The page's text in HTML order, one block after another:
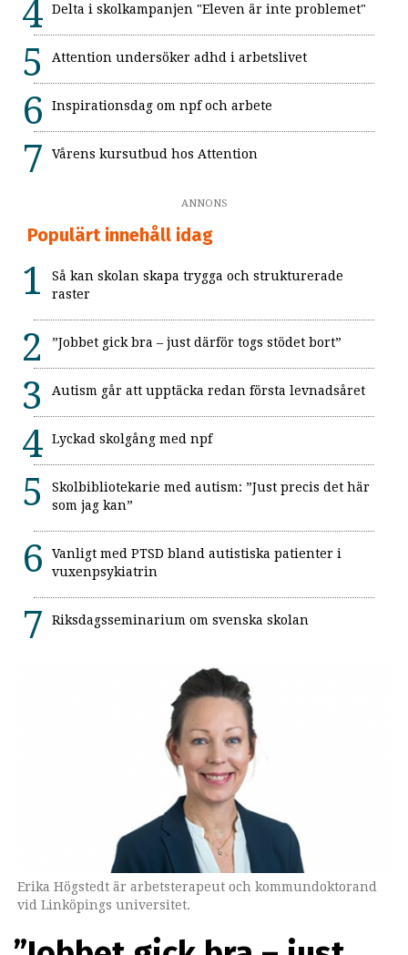
Delta i skolkampanjen "Eleven är inte problemet"
Attention undersöker adhd i arbetslivet
Inspirationsdag om npf och arbete
Vårens kursutbud hos Attention
ANNONS
Populärt innehåll idag
Så kan skolan skapa trygga och strukturerade
raster
”Jobbet gick bra – just därför togs stödet bort”
Autism går att upptäcka redan första levnadsåret
Lyckad skolgång med npf
Skolbibliotekarie med autism: ”Just precis det här
som jag kan”
Vanligt med PTSD bland autistiska patienter i
vuxenpsykiatrin
Riksdagsseminarium om svenska skolan
Erika Högstedt är arbetsterapeut och kommundoktorand
vid Linköpings universitet.